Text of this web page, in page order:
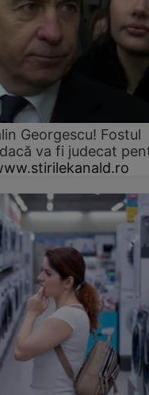
Georgescu! Fostul
va fi judecat